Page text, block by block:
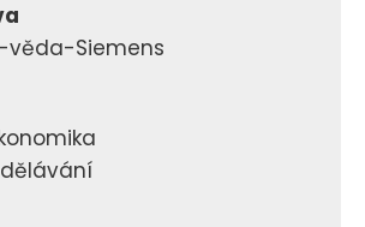
věda-Siemens